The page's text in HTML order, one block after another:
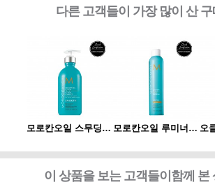
다른 고객들이 가장 많이 산
모로칸오일 스무딩 로션 300ml 모로칸오일 루미너스 헤어 스프레이 스트롱 330ml
이 상품을 보는 고객들이함께 본